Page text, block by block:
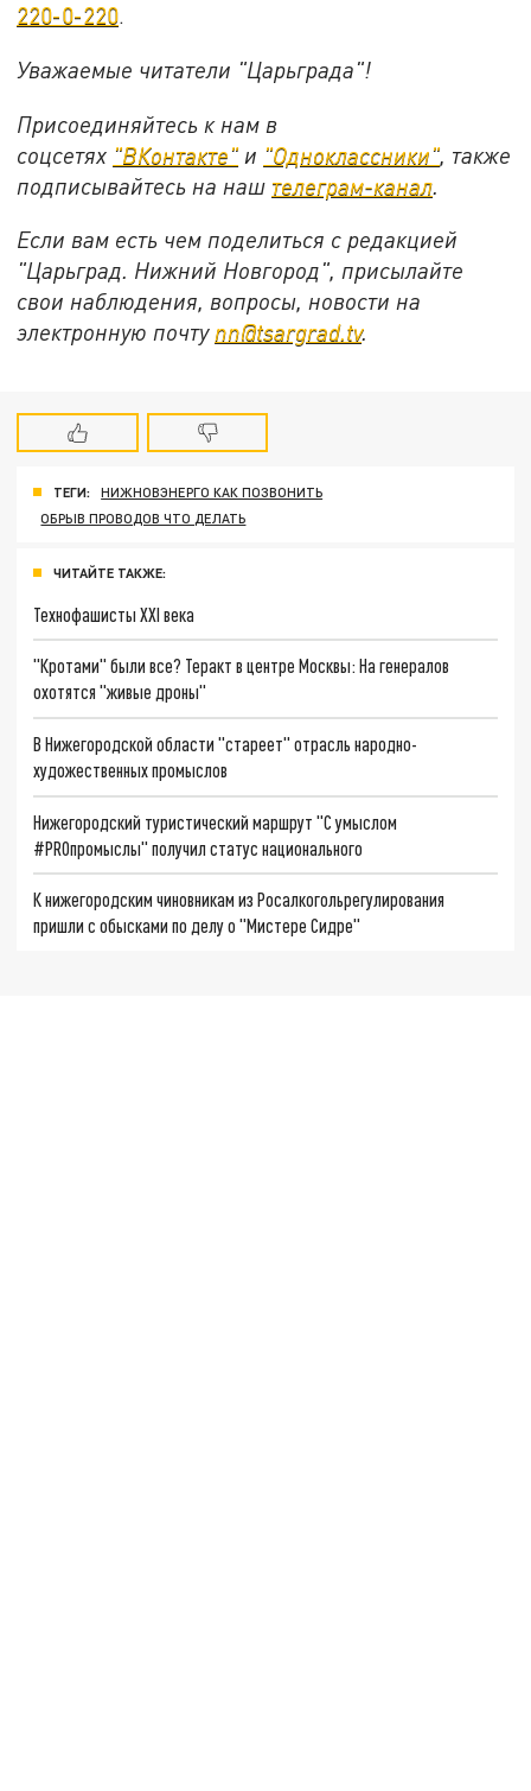
220-0-220.
Уважаемые читатели "Царьграда"!
Присоединяйтесь к нам в
соцсетях "ВКонтакте" и "Одноклассники" также
подписывайтесь на наш телеграм-канал
Если вам есть чем поделиться с редакцией
"Царьград. Нижний Новгород", присылайте
свои наблюдения, вопросы, новости на
электронную почту nn@tsargrad.tv.
ТЕГИ:
НИЖНОВЭНЕРГО КАК ПОЗВОНИТЬ
ОБРЫВ ПРОВОДОВ ЧТО ДЕЛАТЬ
ЧИТАЙТЕ ТАКЖЕ:
Технофашисты XXI века
"Кротами" были все? Теракт в центре Москвы: На генералов
охотятся "живые дроны"
В Нижегородской области "стареет" отрасль народно-
художественных промыслов
Нижегородский туристический маршрут "С умыслом
#PROпромыслы" получил статус национального
К нижегородским чиновникам из Росалкогольрегулирования
пришли с обысками по делу о "Мистере Сидре"